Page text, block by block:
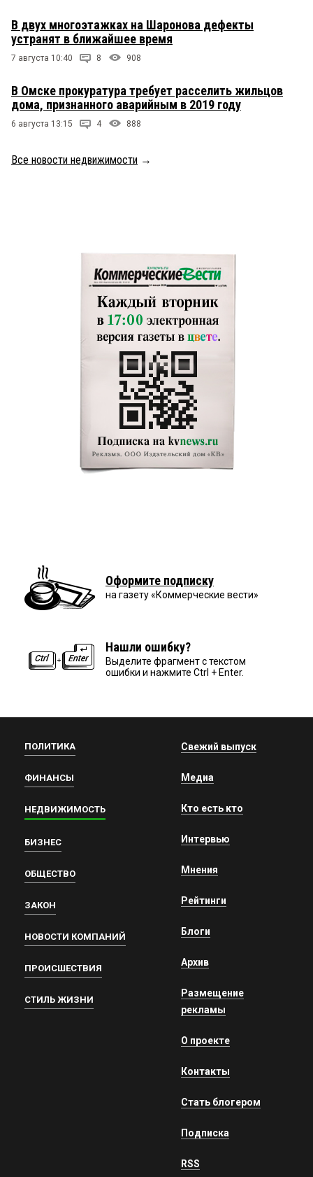
В двух многоэтажках на Шаронова дефекты
устранят в ближайшее время
7 августа 10:40 8 908
В Омске прокуратура требует расселить жильцов
дома, признанного аварийным в 2019 году
6 августа 13:15 4 888
Все новости недвижимости →
Оформите подписку
на газету «Коммерческие вести»
Нашли ошибку?
Выделите фрагмент с текстом
ошибки и нажмите Ctrl + Enter.
ПОЛИТИКА
ФИНАНСЫ
НЕДВИЖИМОСТЬ
БИЗНЕС
ОБЩЕСТВО
ЗАКОН
НОВОСТИ КОМПАНИЙ
ПРОИСШЕСТВИЯ
СТИЛЬ ЖИЗНИ
Свежий выпуск
Медиа
Кто есть кто
Интервью
Мнения
Рейтинги
Блоги
Архив
Размещение
рекламы
О проекте
Контакты
Стать блогером
Подписка
RSS